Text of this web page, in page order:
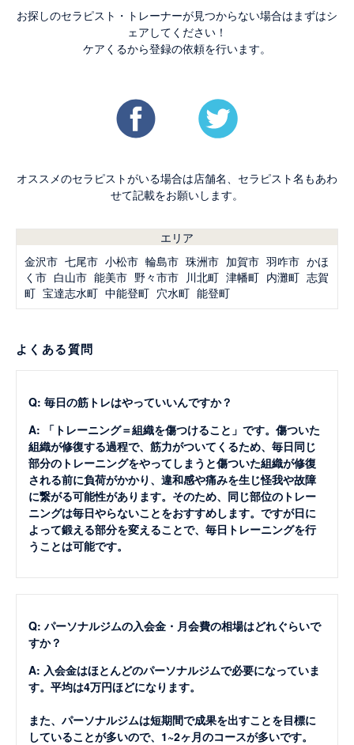
お探しのセラピスト・トレーナーが見つからない場合はまずはシ
ェアしてください！
ケアくるから登録の依頼を行います。
オススメのセラピストがいる場合は店舗名、セラピスト名もあわ
せて記載をお願いします。
エリア
金沢市 七尾市 小松市 輪島市 珠洲市 加賀市 羽咋市 かほ
く市 白山市 能美市 野々市市 川北町 津幡町 内灘町 志賀
町 宝達志水町 中能登町 穴水町 能登町
よくある質問
Q: 毎日の筋トレはやっていいんですか？
A: 「トレーニング＝組織を傷つけること」です。傷ついた
組織が修復する過程で、筋力がついてくるため、毎日同じ
部分のトレーニングをやってしまうと傷ついた組織が修復
される前に負荷がかかり、違和感や痛みを生じ怪我や故障
に繋がる可能性があります。そのため、同じ部位のトレー
ニングは毎日やらないことをおすすめします。ですが日に
よって鍛える部分を変えることで、毎日トレーニングを行
うことは可能です。
Q: パーソナルジムの入会金・月会費の相場はどれぐらいで
すか？
A: 入会金はほとんどのパーソナルジムで必要になっていま
す。平均は4万円ほどになります。
また、パーソナルジムは短期間で成果を出すことを目標に
していることが多いので、1~2ヶ月のコースが多いです。